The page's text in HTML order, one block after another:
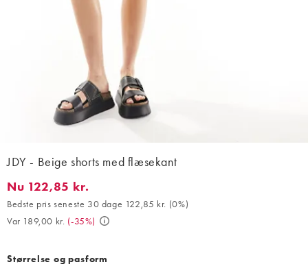
JDY - Beige shorts med flæsekant
Nu 122,85 kr.. Bedste pris seneste 30 dage 122,85 kr. (0%). Var
Nu 122,85 kr.
Bedste pris seneste 30 dage 122,85 kr. (0%)
Var 189,00 kr. (-35%)
Størrelse og pasform